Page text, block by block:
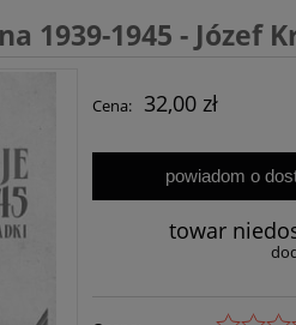
1939-1945 - Józef
Cena: 32,00 zł
powiadom o
towar